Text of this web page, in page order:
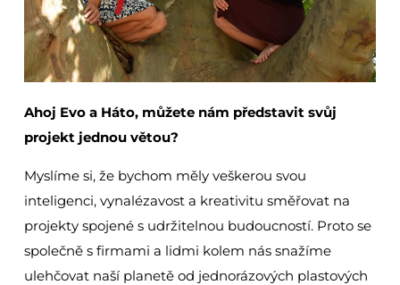
Ahoj Evo a Háto, můžete nám představit svůj
projekt jednou větou?
Myslíme si, že bychom měly veškerou svou
inteligenci, vynalézavost a kreativitu směřovat na
projekty spojené s udržitelnou budoucností. Proto se
společně s firmami a lidmi kolem nás snažíme
ulehčovat naší planetě od jednorázových plastových